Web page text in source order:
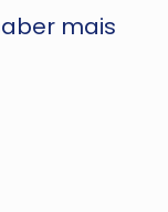
mais